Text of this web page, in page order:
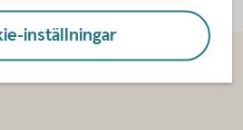
inställningar